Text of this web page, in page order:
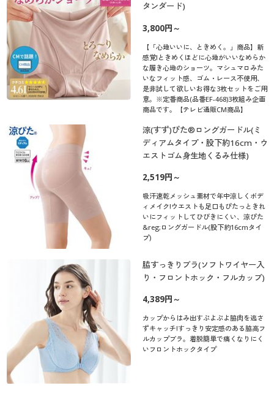
タンダード)
3,800円～
【「心地いいに、ときめく。」商品】新
感覚!ときめくほどに心地がいいなめらか
な履き心地のショーツ。マシュマロみた
いなフィット感、ゴム・レース不使用、
是非試して欲しいお得な3枚セットをご用
意。※定番商品(品番EF-468)3枚組み企画
商品です。【テレビ通販CM商品】
涼(すず)ぴた®ロングガードル(ミ
ディアムタイプ・股下約16cm・ウ
エストゴム身生地くるみ仕様)
2,519円～
吸汗速乾メッシュ素材で年中涼しくボデ
ィメイク!ウエストも足口もぴたっときれ
いにフィットしてひびきにくい、涼ぴた
&reg;ロングガードル(股下約16cmタイ
プ)
脇すっきりブラ(ソフトワイヤー入
り・フロントホック・フルカップ)
4,389円～
カップからはみ出すぷよぷよ脇肉を逃さ
ずキャッチ!すっきり安定感のある脇高フ
ルカップブラ。着脱簡単で痛くなりにく
いフロントホックタイプ